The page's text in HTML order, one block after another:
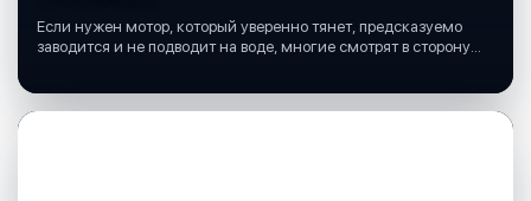
Если нужен мотор, который уверенно тянет, предсказуемо
заводится и не подводит на воде, многие смотрят в сторону